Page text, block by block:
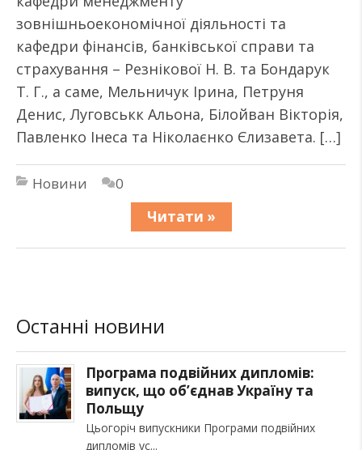
зовнішньоекономічної діяльності та
кафедри фінансів, банківської справи та
страхування – Резнікової Н. В. та Бондарук
Т. Г., а саме, Мельничук Ірина, Петруня
Денис, Луговськк Альона, Білойван Вікторія,
Павленко Інеса та Ніколаєнко Єлизавета. […]
Новини
0
Читати »
Останні новини
Програма подвійних дипломів:
випуск, що об’єднав Україну та
Польщу
Цьогоріч випускники Програми подвійних
дипломів ус